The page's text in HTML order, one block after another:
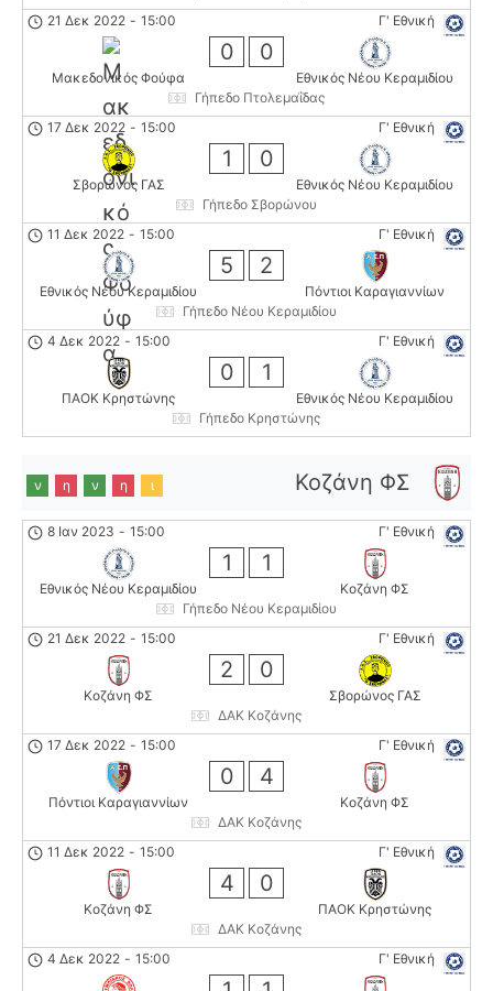
Γ' Εθνική
21 Δεκ 2022 - 15:00
Μακεδονικός Φούφα
0 0
Εθνικός Νέου Κεραμιδίου
Γήπεδο Πτολεμαΐδας
Γ' Εθνική
17 Δεκ 2022 - 15:00
Σβορώνος ΓΑΣ
1 0
Εθνικός Νέου Κεραμιδίου
Γήπεδο Σβορώνου
Γ' Εθνική
11 Δεκ 2022 - 15:00
Εθνικός Νέου Κεραμιδίου
5 2
Πόντιοι Καραγιαννίων
Γήπεδο Νέου Κεραμιδίου
Γ' Εθνική
4 Δεκ 2022 - 15:00
ΠΑΟΚ Κρηστώνης
0 1
Εθνικός Νέου Κεραμιδίου
Γήπεδο Κρηστώνης
Κοζάνη ΦΣ
ν η ν η ι
Γ' Εθνική
8 Ιαν 2023 - 15:00
Εθνικός Νέου Κεραμιδίου
1 1
Κοζάνη ΦΣ
Γήπεδο Νέου Κεραμιδίου
Γ' Εθνική
21 Δεκ 2022 - 15:00
Κοζάνη ΦΣ
2 0
Σβορώνος ΓΑΣ
ΔΑΚ Κοζάνης
Γ' Εθνική
17 Δεκ 2022 - 15:00
Πόντιοι Καραγιαννίων
0 4
Κοζάνη ΦΣ
ΔΑΚ Κοζάνης
Γ' Εθνική
11 Δεκ 2022 - 15:00
Κοζάνη ΦΣ
4 0
ΠΑΟΚ Κρηστώνης
ΔΑΚ Κοζάνης
Γ' Εθνική
4 Δεκ 2022 - 15:00